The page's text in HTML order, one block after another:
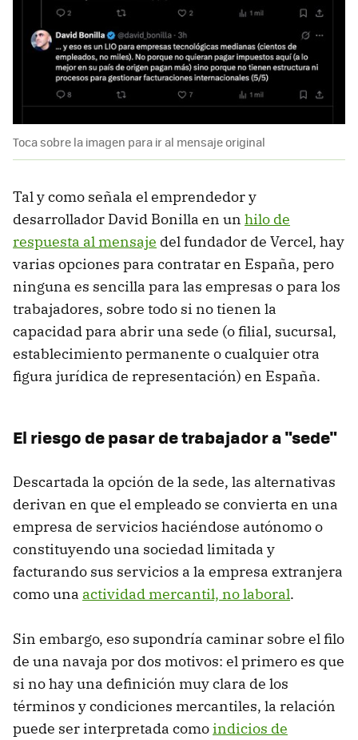
Toca sobre la imagen para ir al mensaje original
Tal y como señala el emprendedor y
desarrollador David Bonilla en un hilo de
respuesta al mensaje del fundador de Vercel, hay
varias opciones para contratar en España, pero
ninguna es sencilla para las empresas o para los
trabajadores, sobre todo si no tienen la
capacidad para abrir una sede (o filial, sucursal,
establecimiento permanente o cualquier otra
figura jurídica de representación) en España.
El riesgo de pasar de trabajador a "sede"
Descartada la opción de la sede, las alternativas
derivan en que el empleado se convierta en una
empresa de servicios haciéndose autónomo o
constituyendo una sociedad limitada y
facturando sus servicios a la empresa extranjera
como una actividad mercantil, no laboral.
Sin embargo, eso supondría caminar sobre el filo
de una navaja por dos motivos: el primero es que
si no hay una definición muy clara de los
términos y condiciones mercantiles, la relación
puede ser interpretada comoindicios de